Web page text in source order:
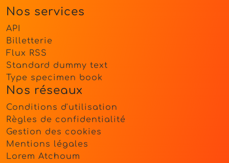
Nos services
API
Billetterie
Flux RSS
Standard dummy text
Type specimen book
Nos réseaux
Conditions d'utilisation
Règles de confidentialité
Gestion des cookies
Mentions légales
Lorem Atchoum